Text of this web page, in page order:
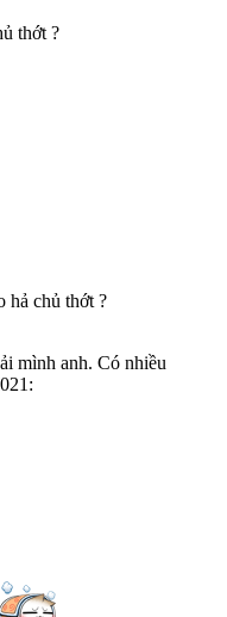
thớt ?
hả chủ thớt ?
mình anh. Có nhiều